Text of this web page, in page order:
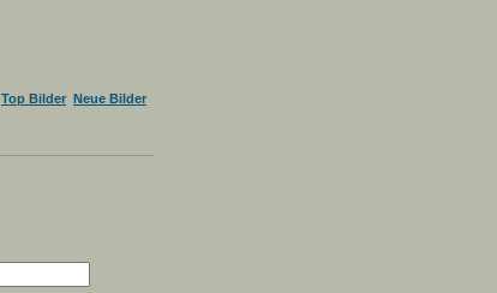
Top Bilder Neue Bilder